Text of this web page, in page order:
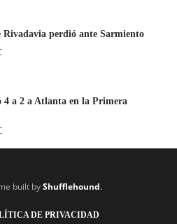
Rivadavia perdió ante Sarmiento
4 a 2 a Atlanta en la Primera
built byShufflehound.
DE PRIVACIDAD